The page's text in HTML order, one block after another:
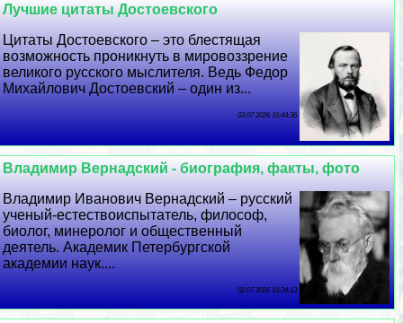
Лучшие цитаты Достоевского
Цитаты Достоевского – это блестящая
возможность проникнуть в мировоззрение
великого русского мыслителя. Ведь Федор
Михайлович Достоевский – один из...
03 07 2026 16:44:36
Владимир Вернадский - биография, факты, фото
Владимир Иванович Вернадский – русский
ученый-естествоиспытатель, философ,
биолог, минеролог и общественный
деятель. Академик Петербургской
академии наук....
02 07 2026 19:34:13